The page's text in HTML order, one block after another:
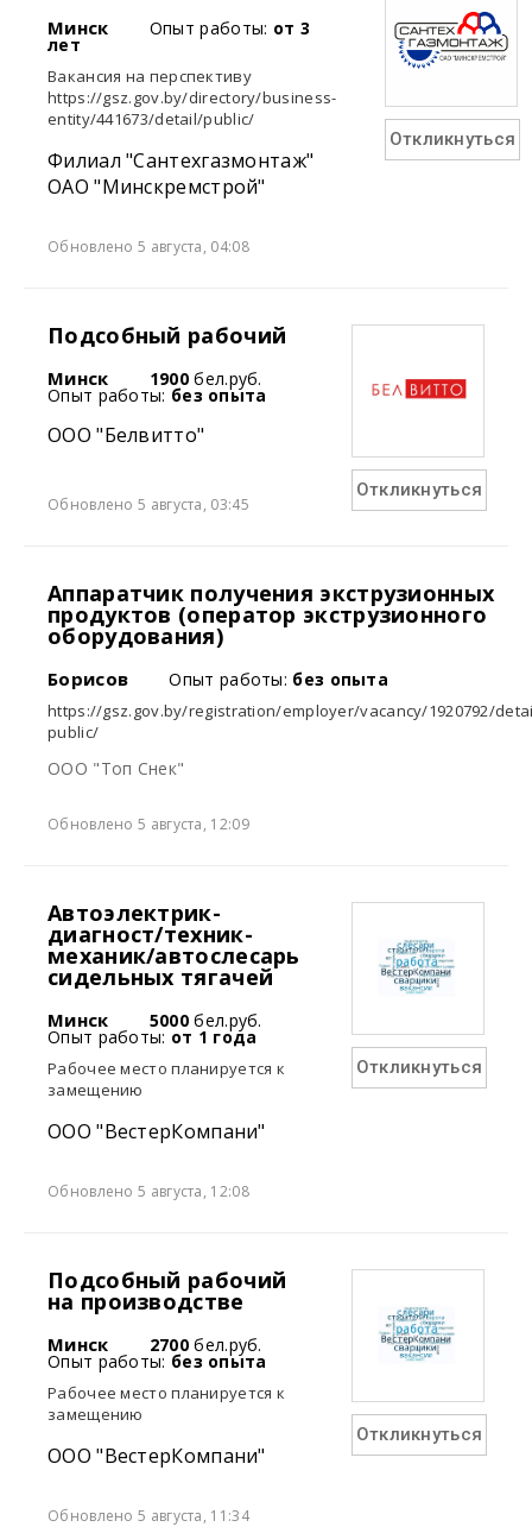
Минск Опыт работы: от 3
лет
Вакансия на перспективу
https://gsz.gov.by/directory/business-
entity/441673/detail/public/
Филиал "Сантехгазмонтаж"
ОАО "Минскремстрой"
Обновлено 5 августа, 04:08
Откликнуться
Подсобный рабочий
Минск 1900 бел.руб.
Опыт работы: без опыта
ООО "Белвитто"
Обновлено 5 августа, 03:45
Откликнуться
Аппаратчик получения экструзионных
продуктов (оператор экструзионного
оборудования)
Борисов Опыт работы: без опыта
https://gsz.gov.by/registration/employer/vacancy/1920792/
public/
ООО "Топ Снек"
Обновлено 5 августа, 12:09
Автоэлектрик-
диагност/техник-
механик/автослесарь
сидельных тягачей
Минск 5000 бел.руб.
Опыт работы: от 1 года
Рабочее место планируется к
замещению
ООО "ВестерКомпани"
Обновлено 5 августа, 12:08
Откликнуться
Подсобный рабочий
на производстве
Минск 2700 бел.руб.
Опыт работы: без опыта
Рабочее место планируется к
замещению
ООО "ВестерКомпани"
Обновлено 5 августа, 11:34
Откликнуться